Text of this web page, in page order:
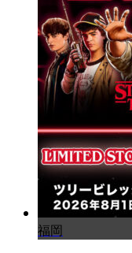
福岡